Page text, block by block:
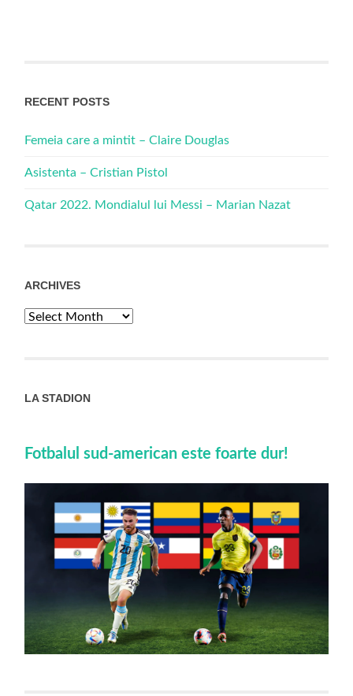
RECENT POSTS
Femeia care a mintit – Claire Douglas
Asistenta – Cristian Pistol
Qatar 2022. Mondialul lui Messi – Marian Nazat
ARCHIVES
Archives
LA STADION
Fotbalul sud-american este foarte dur!